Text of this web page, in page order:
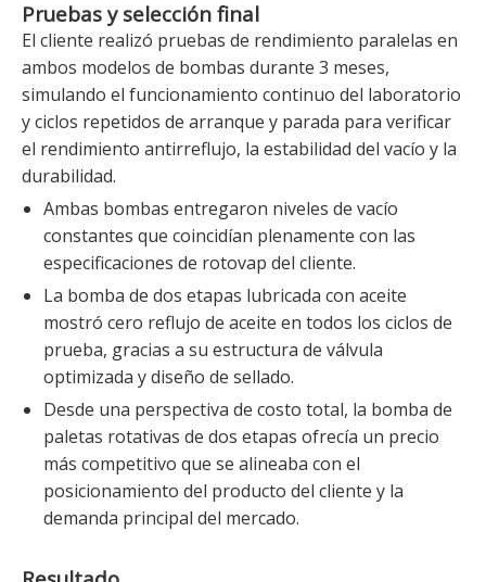
Pruebas y selección final
El cliente realizó pruebas de rendimiento paralelas en
ambos modelos de bombas durante 3 meses,
simulando el funcionamiento continuo del laboratorio
y ciclos repetidos de arranque y parada para verificar
el rendimiento antirreflujo, la estabilidad del vacío y la
durabilidad.
Ambas bombas entregaron niveles de vacío
constantes que coincidían plenamente con las
especificaciones de rotovap del cliente.
La bomba de dos etapas lubricada con aceite
mostró cero reflujo de aceite en todos los ciclos de
prueba, gracias a su estructura de válvula
optimizada y diseño de sellado.
Desde una perspectiva de costo total, la bomba de
paletas rotativas de dos etapas ofrecía un precio
más competitivo que se alineaba con el
posicionamiento del producto del cliente y la
demanda principal del mercado.